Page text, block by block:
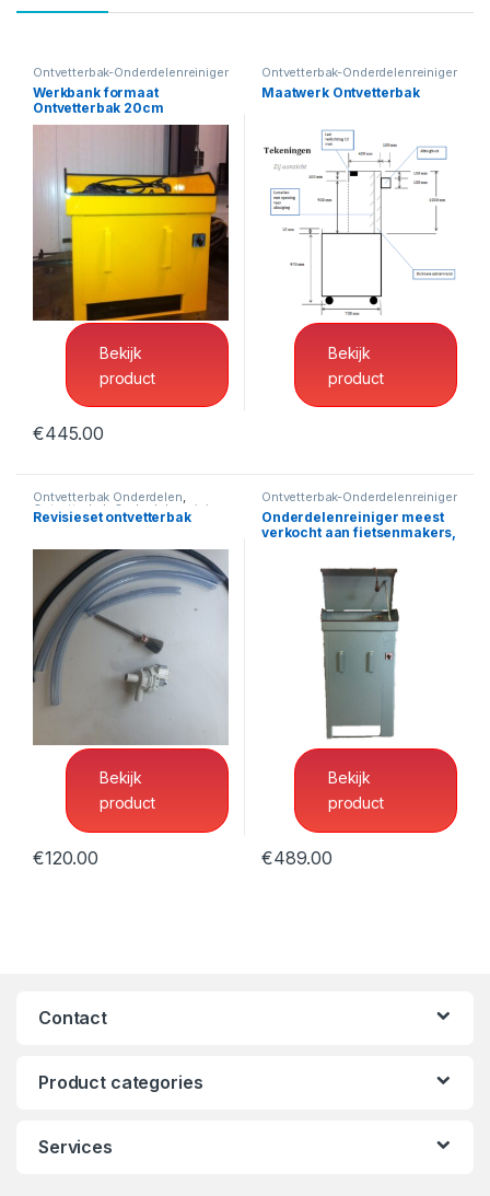
Ontvetterbak-Onderdelenreiniger
Werkbank formaat
Ontvetterbak 20cm
(Breedte), 30cm (hoogte)
Ontvetterbak-Onderdelenreiniger
Ontvetterbak 20cm
(Breedte), 30cm (hoogte)
Bekijk
product
€445.00
Ontvetterbak-Onderdelenreiniger
Maatwerk Ontvetterbak
Ontvetterbak-Onderdelenreiniger
Maatwerk Ontvetterbak
Bekijk
product
Ontvetterbak Onderdelen,
Ontvetterbak-Onderdelenreiniger
Revisieset ontvetterbak
Ontvetterbak Onderdelen
Ontvetterbak-Onderdelenreiniger
Revisieset ontvetterbak
Bekijk
product
€120.00
Ontvetterbak-Onderdelenreiniger
Onderdelenreiniger meest
verkocht aan fietsenmakers,
verkocht aan fietsenmakers,
50cm (breedte)
Bekijk
product
€489.00
Contact
Product categories
Services